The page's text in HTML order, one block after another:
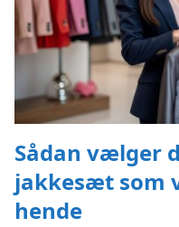
Sådan vælger
jakkesæt som
hende